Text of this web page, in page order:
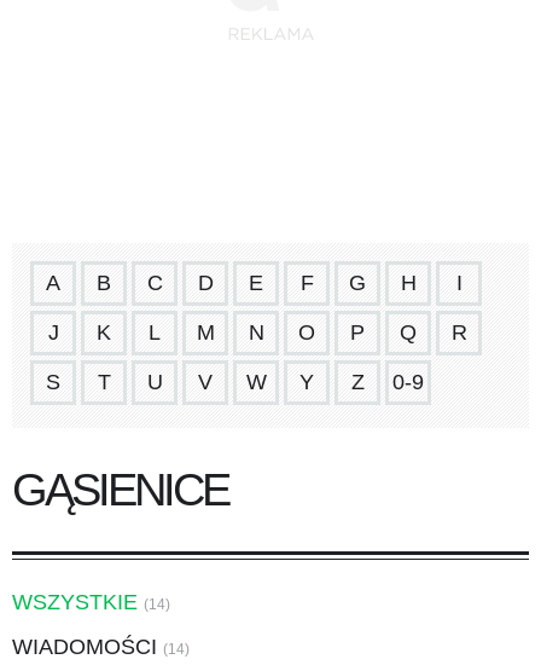
A B C D E F G H I
J K L M N O P Q R
S T U V W Y Z 0-9
GĄSIENICE
WSZYSTKIE (14)
WIADOMOŚCI (14)